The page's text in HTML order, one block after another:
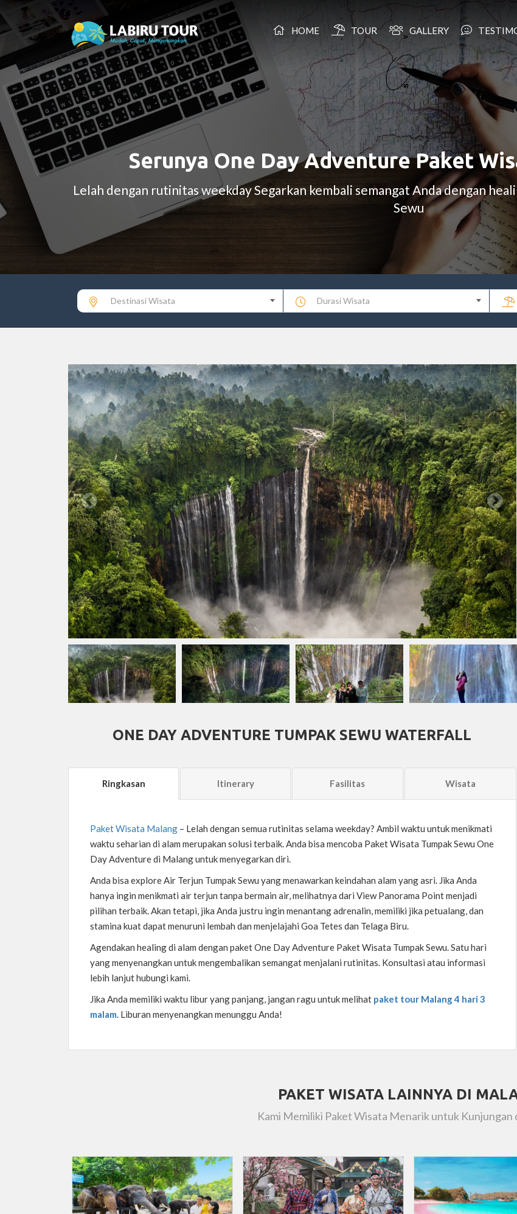
HOME TOUR GALLERY
Serunya One Day Adventure Paket
Lelah dengan rutinitas weekday Segarkan kembali semangat Anda dengan
Sewu
Destinasi Wisata Durasi Wisata
ONE DAY ADVENTURE TUMPAK SEWU WATERFALL
Ringkasan Itinerary Fasilitas Wisata
Paket Wisata Malang – Lelah dengan semua rutinitas selama weekday? Ambil waktu untuk menikmati
waktu seharian di alam merupakan solusi terbaik. Anda bisa mencoba Paket Wisata Tumpak Sewu One
Day Adventure di Malang untuk menyegarkan diri.
Anda bisa explore Air Terjun Tumpak Sewu yang menawarkan keindahan alam yang asri. Jika Anda
hanya ingin menikmati air terjun tanpa bermain air, melihatnya dari View Panorama Point menjadi
pilihan terbaik. Akan tetapi, jika Anda justru ingin menantang adrenalin, memiliki jika petualang, dan
stamina kuat dapat menuruni lembah dan menjelajahi Goa Tetes dan Telaga Biru.
Agendakan healing di alam dengan paket One Day Adventure Paket Wisata Tumpak Sewu. Satu hari
yang menyenangkan untuk mengembalikan semangat menjalani rutinitas. Konsultasi atau informasi
lebih lanjut hubungi kami.
Jika Anda memiliki waktu libur yang panjang, jangan ragu untuk melihat paket tour Malang 4 hari 3
malam. Liburan menyenangkan menunggu Anda!
PAKET WISATA LAINNYA DI
Kami Memiliki Paket Wisata Menarik untuk Kunjungan